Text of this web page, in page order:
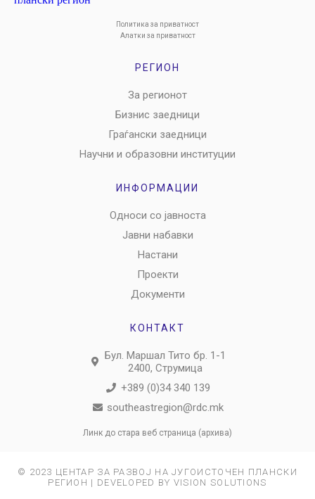
Политика за приватност
Алатки за приватност
РЕГИОН
За регионот
Бизнис заедници
Граѓански заедници
Научни и образовни институции
ИНФОРМАЦИИ
Односи со јавноста
Јавни набавки
Настани
Проекти
Документи
КОНТАКТ
Бул. Маршал Тито бр. 1-1
2400, Струмица
+389 (0)34 340 139
southeastregion@rdc.mk
Линк до стара веб страница (архива)
© 2023 ЦЕНТАР ЗА РАЗВОЈ НА ЈУГОИСТОЧЕН ПЛАНСКИ
РЕГИОН | DEVELOPED BY VISION SOLUTIONS